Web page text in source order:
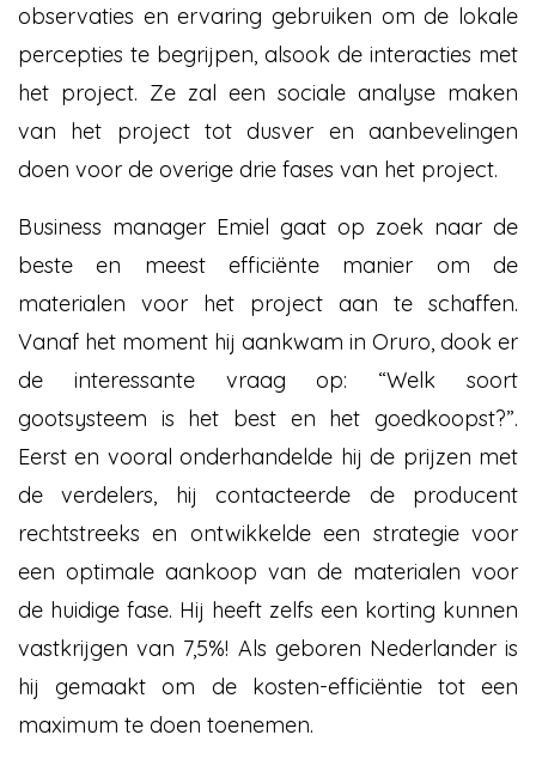
observaties en ervaring gebruiken om de lokale
percepties te begrijpen, alsook de interacties met
het project. Ze zal een sociale analyse maken
van het project tot dusver en aanbevelingen
doen voor de overige drie fases van het project.
Business manager Emiel gaat op zoek naar de
beste en meest efficiënte manier om de
materialen voor het project aan te schaffen.
Vanaf het moment hij aankwam in Oruro, dook er
de interessante vraag op: “Welk soort
gootsysteem is het best en het goedkoopst?”.
Eerst en vooral onderhandelde hij de prijzen met
de verdelers, hij contacteerde de producent
rechtstreeks en ontwikkelde een strategie voor
een optimale aankoop van de materialen voor
de huidige fase. Hij heeft zelfs een korting kunnen
vastkrijgen van 7,5%! Als geboren Nederlander is
hij gemaakt om de kosten-efficiëntie tot een
maximum te doen toenemen.